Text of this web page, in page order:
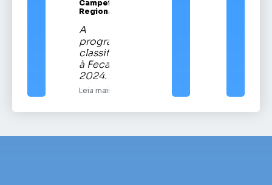
Campeira
Regional
A
programação
classificatória
à Fecars
2024.
Leia mais